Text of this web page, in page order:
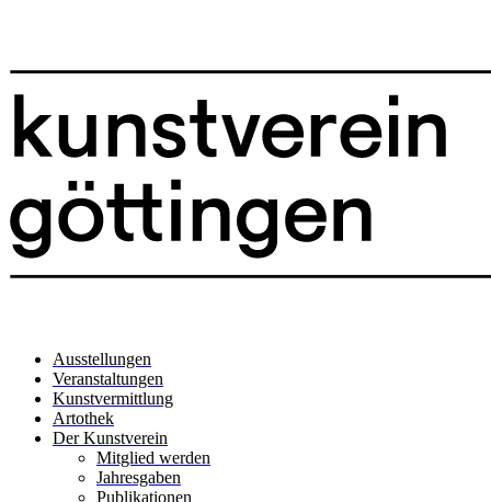
Ausstellungen
Veranstaltungen
Kunstvermittlung
Artothek
Der Kunstverein
Mitglied werden
Jahresgaben
Publikationen